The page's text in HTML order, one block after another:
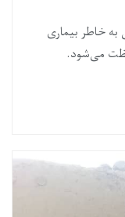
بامیانی به خاطر بیماری
می‌شود.